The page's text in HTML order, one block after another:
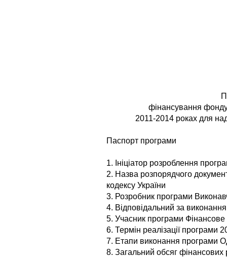
фінансування фонду
2011-2014 роках для
Паспорт програми
1. Ініціатор розроблення
2. Назва розпорядчого
кодексу України
3. Розробник програми
4. Відповідальний за
5. Учасник програми Фінансове
6. Термін реалізації програми
7. Етапи виконання програми
8. Загальний обсяг фінансових